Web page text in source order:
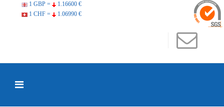
1 GBP =
1.16600 €
1 CHF =
1.06990 €